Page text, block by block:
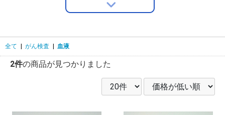
全て がん検査 血液
2件の商品が見つかりました